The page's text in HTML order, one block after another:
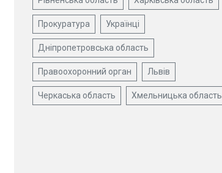
Прокуратура Українці
Дніпропетровська область
Правоохоронний орган Львів
Черкаська область Хмельницька область